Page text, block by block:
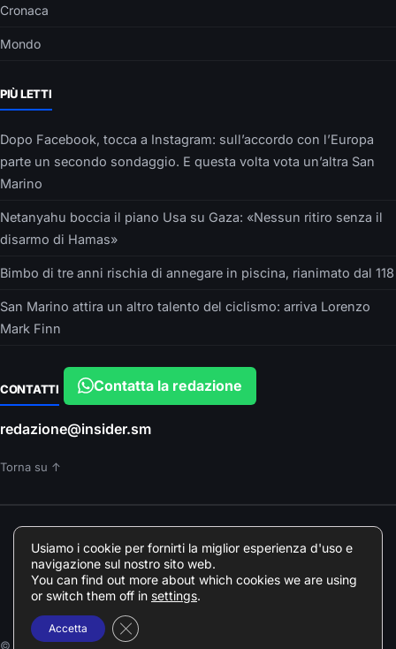
Cronaca
Mondo
PIÙ LETTI
Dopo Facebook, tocca a Instagram: sull’accordo con l’Europa
parte un secondo sondaggio. E questa volta vota un’altra San
Marino
Netanyahu boccia il piano Usa su Gaza: «Nessun ritiro senza il
disarmo di Hamas»
Bimbo di tre anni rischia di annegare in piscina, rianimato dal 118
San Marino attira un altro talento del ciclismo: arriva Lorenzo
Mark Finn
CONTATTI Contatta la redazione
redazione@insider.sm
Torna su ↑
Insider srls – VIA ARGONNE, 10 – PARMA
Direttore responsabile: Francesca Devincenzi
Giornalista professionista Odg Emilia Romagna elenco professionisti
© 2026 Insider.sm · Tutti i diritti riservati
Usiamo i cookie per fornirti la miglior esperienza d'uso e
navigazione sul nostro sito web.
You can find out more about which cookies we are using
or switch them off in settings.
Accetta Close GDPR Cookie Banner